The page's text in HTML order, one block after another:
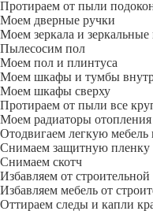
Протираем от пыли
Моем дверные ручки
Моем зеркала и зеркальные
Пылесосим пол
Моем пол и плинтуса
Моем шкафы и тумбы
Моем шкафы сверху
Протираем от пыли все
Моем радиаторы отопления
Отодвигаем легкую мебель
Снимаем защитную пленку
Снимаем скотч
Избавляем от
Избавляем мебель от
Оттираем следы и капли